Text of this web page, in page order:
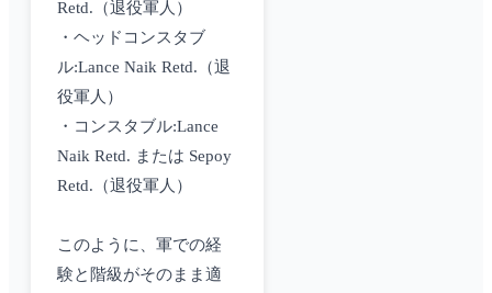
Retd.（退役軍人）
・ヘッドコンスタブ
ル:Lance Naik Retd.（退
役軍人）
・コンスタブル:Lance
Naik Retd. または Sepoy
Retd.（退役軍人）
このように、軍での経
験と階級がそのまま適